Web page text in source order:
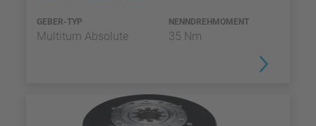
GEBER-TYP
Multiturn Absolute
NENNDREHMOMENT
35 Nm